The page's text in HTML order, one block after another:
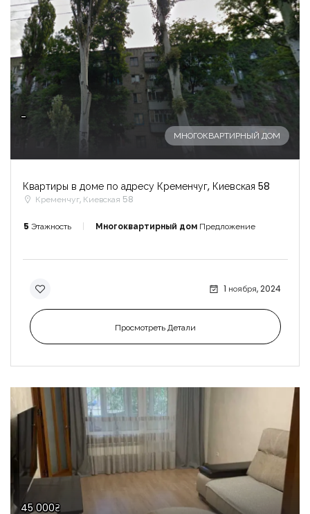
-
МНОГОКВАРТИРНЫЙ ДОМ
Квартиры в доме по адресу Кременчуг, Киевская 58
Кременчуг, Киевская 58
5 Этажность Многоквартирный дом Предложение
1 ноября, 2024
Просмотреть Детали
45 000₴